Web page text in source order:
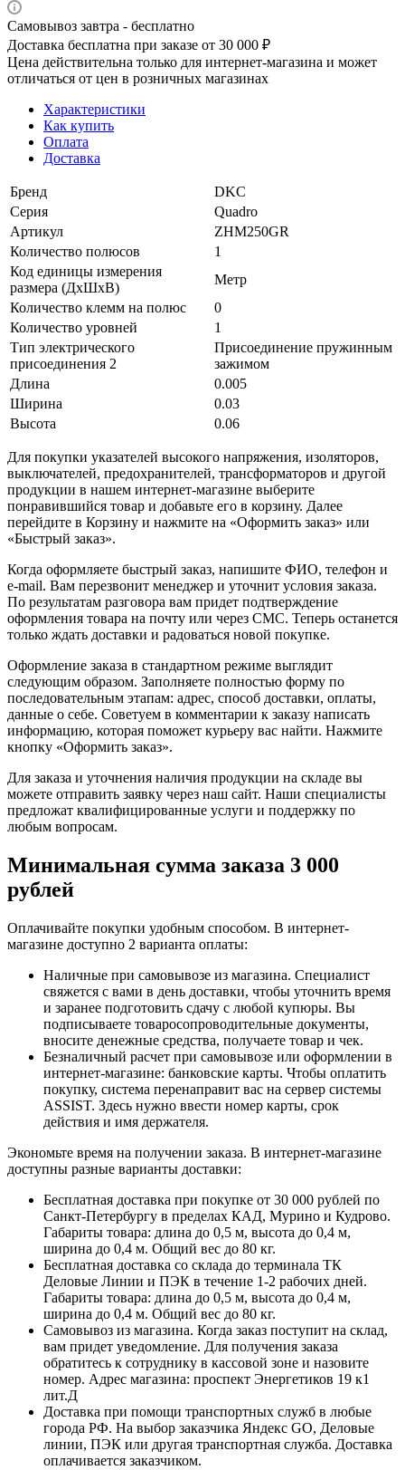
Самовывоз завтра - бесплатно
Доставка бесплатна при заказе от 30 000 ₽
Цена действительна только для интернет-магазина и может
отличаться от цен в розничных магазинах
Характеристики
Как купить
Оплата
Доставка
Бренд
DKC
Серия
Quadro
Артикул
ZHM250GR
Количество полюсов
1
Код единицы измерения
размера (ДхШхВ)
Метр
Количество клемм на полюс
0
Количество уровней
1
Тип электрического
присоединения 2
Присоединение пружинным
зажимом
Длина
0.005
Ширина
0.03
Высота
0.06
Для покупки указателей высокого напряжения, изоляторов,
выключателей, предохранителей, трансформаторов и другой
продукции в нашем интернет-магазине выберите
понравившийся товар и добавьте его в корзину. Далее
перейдите в Корзину и нажмите на «Оформить заказ» или
«Быстрый заказ».
Когда оформляете быстрый заказ, напишите ФИО, телефон и
e-mail. Вам перезвонит менеджер и уточнит условия заказа.
По результатам разговора вам придет подтверждение
оформления товара на почту или через СМС. Теперь останется
только ждать доставки и радоваться новой покупке.
Оформление заказа в стандартном режиме выглядит
следующим образом. Заполняете полностью форму по
последовательным этапам: адрес, способ доставки, оплаты,
данные о себе. Советуем в комментарии к заказу написать
информацию, которая поможет курьеру вас найти. Нажмите
кнопку «Оформить заказ».
Для заказа и уточнения наличия продукции на складе вы
можете отправить заявку через наш сайт. Наши специалисты
предложат квалифицированные услуги и поддержку по
любым вопросам.
Минимальная сумма заказа 3 000
рублей
Оплачивайте покупки удобным способом. В интернет-
магазине доступно 2 варианта оплаты:
Наличные при самовывозе из магазина. Специалист
свяжется с вами в день доставки, чтобы уточнить время
и заранее подготовить сдачу с любой купюры. Вы
подписываете товаросопроводительные документы,
вносите денежные средства, получаете товар и чек.
Безналичный расчет при самовывозе или оформлении в
интернет-магазине: банковские карты. Чтобы оплатить
покупку, система перенаправит вас на сервер системы
ASSIST. Здесь нужно ввести номер карты, срок
действия и имя держателя.
Экономьте время на получении заказа. В интернет-магазине
доступны разные варианты доставки:
Бесплатная доставка при покупке от 30 000 рублей по
Санкт-Петербургу в пределах КАД, Мурино и Кудрово.
Габариты товара: длина до 0,5 м, высота до 0,4 м,
ширина до 0,4 м. Общий вес до 80 кг.
Бесплатная доставка со склада до терминала ТК
Деловые Линии и ПЭК в течение 1-2 рабочих дней.
Габариты товара: длина до 0,5 м, высота до 0,4 м,
ширина до 0,4 м. Общий вес до 80 кг.
Самовывоз из магазина. Когда заказ поступит на склад,
вам придет уведомление. Для получения заказа
обратитесь к сотруднику в кассовой зоне и назовите
номер. Адрес магазина: проспект Энергетиков 19 к1
лит.Д
Доставка при помощи транспортных служб в любые
города РФ. На выбор заказчика Яндекс GO, Деловые
линии, ПЭК или другая транспортная служба. Доставка
оплачивается заказчиком.